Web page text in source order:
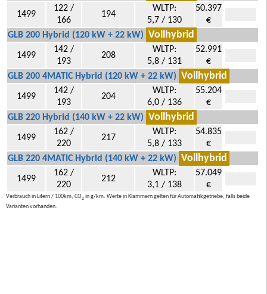
1499
122 /
166
194
WLTP:
5,7 / 130
50.397
€
GLB 200 Hybrid (120 kW + 22 kW) Vollhybrid
1499
142 /
193
208
WLTP:
5,8 / 131
52.991
€
GLB 200 4MATIC Hybrid (120 kW + 22 kW) Vollhybrid
1499
142 /
193
204
WLTP:
6,0 / 136
55.204
€
GLB 220 Hybrid (140 kW + 22 kW) Vollhybrid
1499
162 /
220
217
WLTP:
5,8 / 133
54.835
€
GLB 220 4MATIC Hybrid (140 kW + 22 kW) Vollhybrid
1499
162 /
220
212
WLTP:
3,1 / 138
57.049
€
Verbrauch in Litern / 100km, CO2 in g/km. Werte in Klammern gelten für Automatikgetriebe, falls beide
Varianten vorhanden.